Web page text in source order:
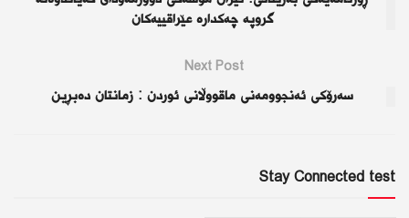
گروپە چەکدارە عێراقییەکان
Next Post
سەرۆكی ئەنجوومەنی ماقووڵانی ئوردن : زمانتان دەبڕین
Stay Connected test